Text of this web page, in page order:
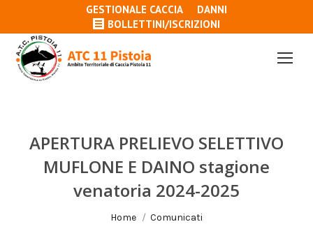
GESTIONALE CACCIA
DANNI
BOLLETTINI/ISCRIZIONI
APERTURA PRELIEVO SELETTIVO
MUFLONE E DAINO stagione
venatoria 2024-2025
Tu sei qui:
Home Comunicati